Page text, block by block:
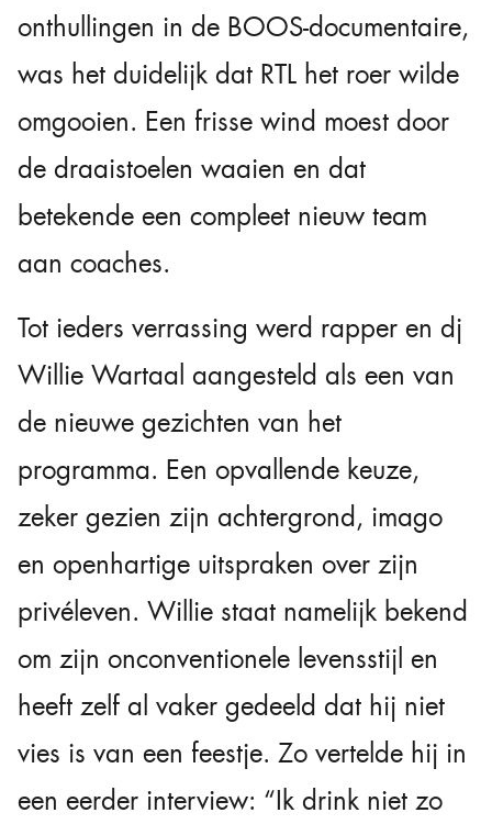
onthullingen in de BOOS-documentaire,
was het duidelijk dat RTL het roer wilde
omgooien. Een frisse wind moest door
de draaistoelen waaien en dat
betekende een compleet nieuw team
aan coaches.
Tot ieders verrassing werd rapper en dj
Willie Wartaal aangesteld als een van
de nieuwe gezichten van het
programma. Een opvallende keuze,
zeker gezien zijn achtergrond, imago
en openhartige uitspraken over zijn
privéleven. Willie staat namelijk bekend
om zijn onconventionele levensstijl en
heeft zelf al vaker gedeeld dat hij niet
vies is van een feestje. Zo vertelde hij in
een eerder interview: “Ik drink niet zo